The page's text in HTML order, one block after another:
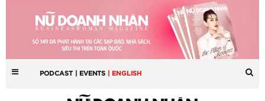
PODCAST | EVENTS | ENGLISH